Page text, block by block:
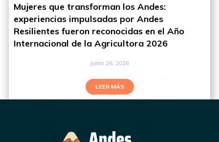
Mujeres que transforman los Andes:
experiencias impulsadas por Andes
Resilientes fueron reconocidas en el Año
Internacional de la Agricultora 2026
junio 26, 2026
LEER MÁS